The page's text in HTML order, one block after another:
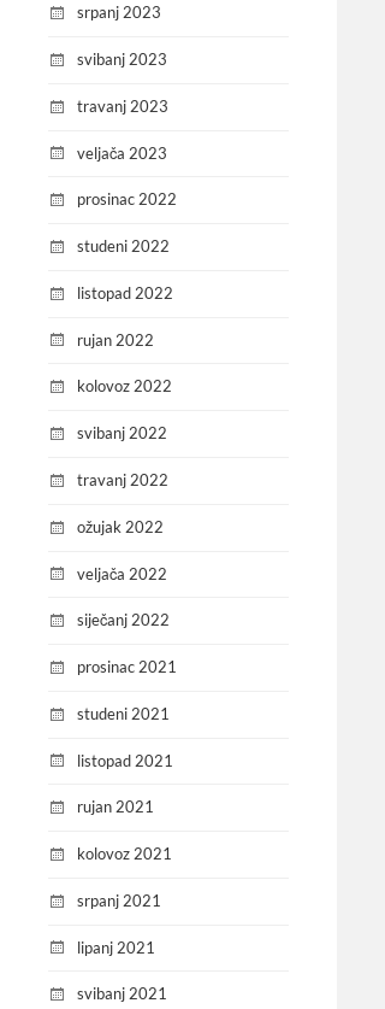
srpanj 2023
svibanj 2023
travanj 2023
veljača 2023
prosinac 2022
studeni 2022
listopad 2022
rujan 2022
kolovoz 2022
svibanj 2022
travanj 2022
ožujak 2022
veljača 2022
siječanj 2022
prosinac 2021
studeni 2021
listopad 2021
rujan 2021
kolovoz 2021
srpanj 2021
lipanj 2021
svibanj 2021